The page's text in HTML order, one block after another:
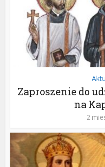
Zaproszenie do
na
2